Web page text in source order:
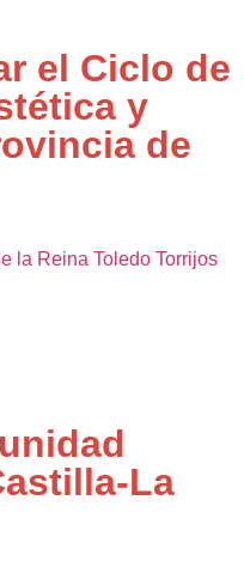
el Ciclo de
y
de
la Reina Toledo Torrijos
La